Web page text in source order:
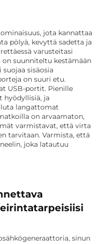
jota kannattaa
pölyä, kevyttä sadetta ja
varusteitasi
suunniteltu kestämään
sisäosia
on suuri etu.
USB-portit. Pienille
hyödyllisiä, ja
langattomat
on arvaamaton,
varmistavat, että virta
tarvitaan. Varmista, että
joka latautuu
sinun